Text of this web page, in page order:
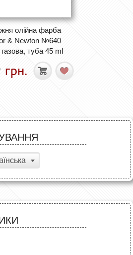
олійна фарба
& Newton №640
туба 45 ml
грн.